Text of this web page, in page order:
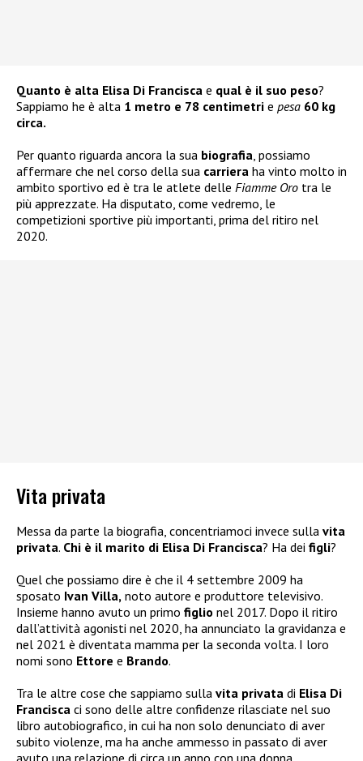
Quanto è alta Elisa Di Francisca e qual è il suo peso?
Sappiamo he è alta 1 metro e 78 centimetri e pesa 60 kg
circa.
Per quanto riguarda ancora la sua biografia , possiamo
affermare che nel corso della sua carriera ha vinto molto in
ambito sportivo ed è tra le atlete delle Fiamme Oro tra le
più apprezzate. Ha disputato, come vedremo, le
competizioni sportive più importanti, prima del ritiro nel
2020.
Vita privata
Messa da parte la biografia, concentriamoci invece sulla vita
privata. Chi è il marito di Elisa Di Francisca? Ha dei figli?
Quel che possiamo dire è che il 4 settembre 2009 ha
sposato Ivan Villa, noto autore e produttore televisivo.
Insieme hanno avuto un primo figlio nel 2017. Dopo il ritiro
dall’attività agonisti nel 2020, ha annunciato la gravidanza e
nel 2021 è diventata mamma per la seconda volta. I loro
nomi sono Ettore e Brando.
Tra le altre cose che sappiamo sulla vita privata di Elisa Di
Francisca ci sono delle altre confidenze rilasciate nel suo
libro autobiografico, in cui ha non solo denunciato di aver
subito violenze, ma ha anche ammesso in passato di aver